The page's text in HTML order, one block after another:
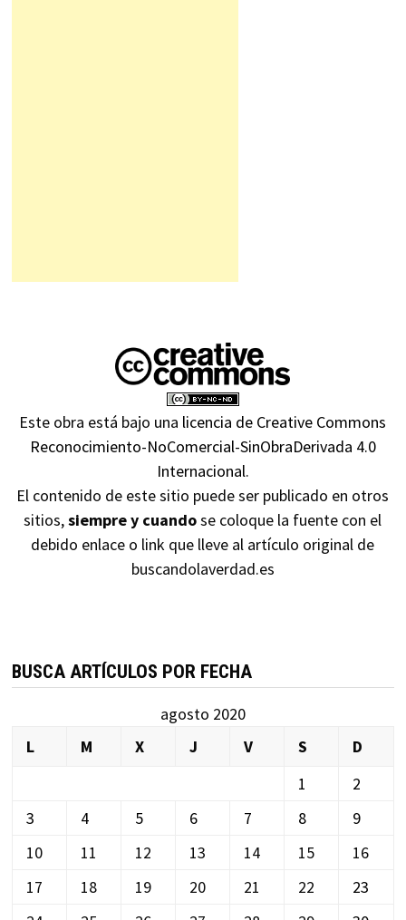
Este obra está bajo una licencia de Creative Commons
Reconocimiento-NoComercial-SinObraDerivada 4.0
Internacional.
El contenido de este sitio puede ser publicado en otros
sitios,siempre y cuandose coloque la fuente con el
debido enlace o link que lleve al artículo original de
buscandolaverdad.es
BUSCA ARTÍCULOS POR FECHA
agosto 2020
L
M X J V S
D
1
2
3
4 5 6 7 8
9
10
11 12 13 14 15
16
17
18 19 20 21 22
23